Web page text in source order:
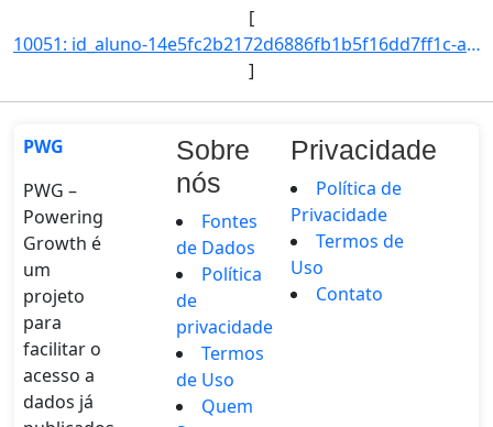
[
10051: id_aluno-14e5fc2b2172d6886fb1b5f16dd7ff1c-aa_ingresso-2018-cd_curso-945-nm_qsl--nr_ch--nr_cr--nr_ind]
]
PWG
PWG –
Powering
Growth é
um
projeto
para
facilitar o
acesso a
dados já
Sobre
nós
Fontes
de Dados
Política
de
privacidade
Termos
de Uso
Quem
Privacidade
Política de
Privacidade
Termos de
Uso
Contato